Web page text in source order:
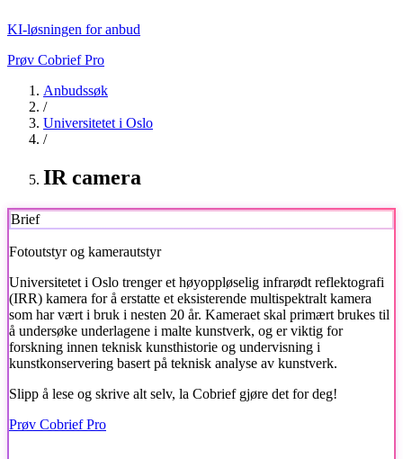
KI-løsningen for anbud
Prøv Cobrief Pro
Anbudssøk
/
Universitetet i Oslo
/
IR camera
Brief
Fotoutstyr og kamerautstyr
Universitetet i Oslo trenger et høyoppløselig infrarødt reflektografi
(IRR) kamera for å erstatte et eksisterende multispektralt kamera
som har vært i bruk i nesten 20 år. Kameraet skal primært brukes til
å undersøke underlagene i malte kunstverk, og er viktig for
forskning innen teknisk kunsthistorie og undervisning i
kunstkonservering basert på teknisk analyse av kunstverk.
Slipp å lese og skrive alt selv, la Cobrief gjøre det for deg!
Prøv Cobrief Pro